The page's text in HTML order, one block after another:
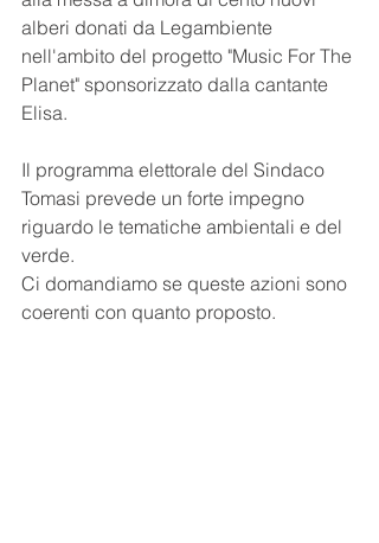
alberi donati da Legambiente
nell'ambito del progetto "Music For The
Planet" sponsorizzato dalla cantante
Elisa.
Il programma elettorale del Sindaco
Tomasi prevede un forte impegno
riguardo le tematiche ambientali e del
verde.
Ci domandiamo se queste azioni sono
coerenti con quanto proposto.